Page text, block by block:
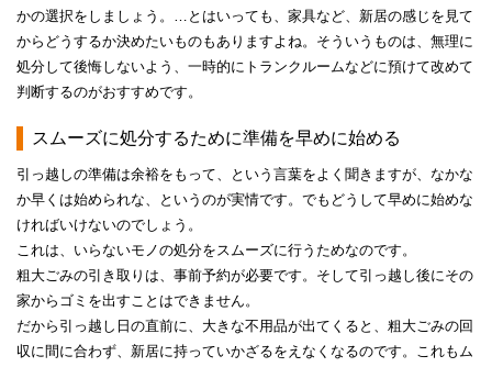
かの選択をしましょう。…とはいっても、家具など、新居の感じを見て
からどうするか決めたいものもありますよね。そういうものは、無理に
処分して後悔しないよう、一時的にトランクルームなどに預けて改めて
判断するのがおすすめです。
スムーズに処分するために準備を早めに始める
引っ越しの準備は余裕をもって、という言葉をよく聞きますが、なかな
か早くは始められな、というのが実情です。でもどうして早めに始めな
ければいけないのでしょう。
これは、いらないモノの処分をスムーズに行うためなのです。
粗大ごみの引き取りは、事前予約が必要です。そして引っ越し後にその
家からゴミを出すことはできません。
だから引っ越し日の直前に、大きな不用品が出てくると、粗大ごみの回
収に間に合わず、新居に持っていかざるをえなくなるのです。これもム